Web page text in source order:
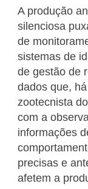
A produção
silenciosa
de
sistemas de
de gestão de
dados que,
zootecnista
com a
informações
precisas e
afetem a